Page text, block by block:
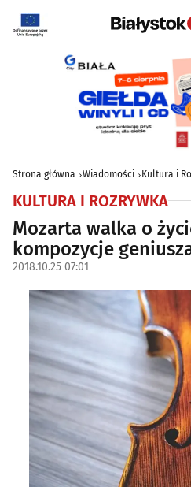
Strona główna Wiadomości Kultura i
KULTURA I ROZRYWKA
Mozarta walka o
kompozycje
2018.10.25 07:01